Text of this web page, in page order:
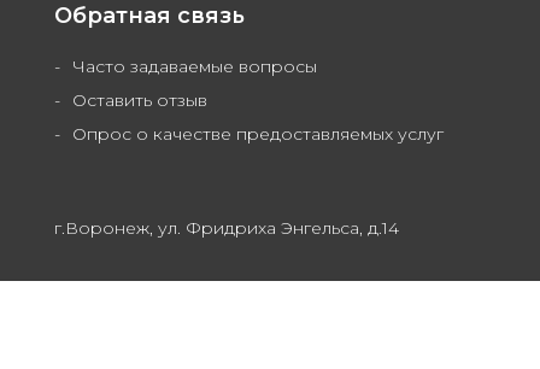
Обратная связь
Часто задаваемые вопросы
Оставить отзыв
Опрос о качестве предоставляемых услуг
г.Воронеж, ул. Фридриха Энгельса, д.14